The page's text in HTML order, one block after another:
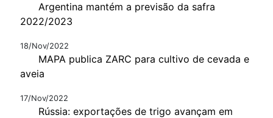
Argentina mantém a previsão da safra
2022/2023
18/Nov/2022
MAPA publica ZARC para cultivo de cevada e
aveia
17/Nov/2022
Rússia: exportações de trigo avançam em